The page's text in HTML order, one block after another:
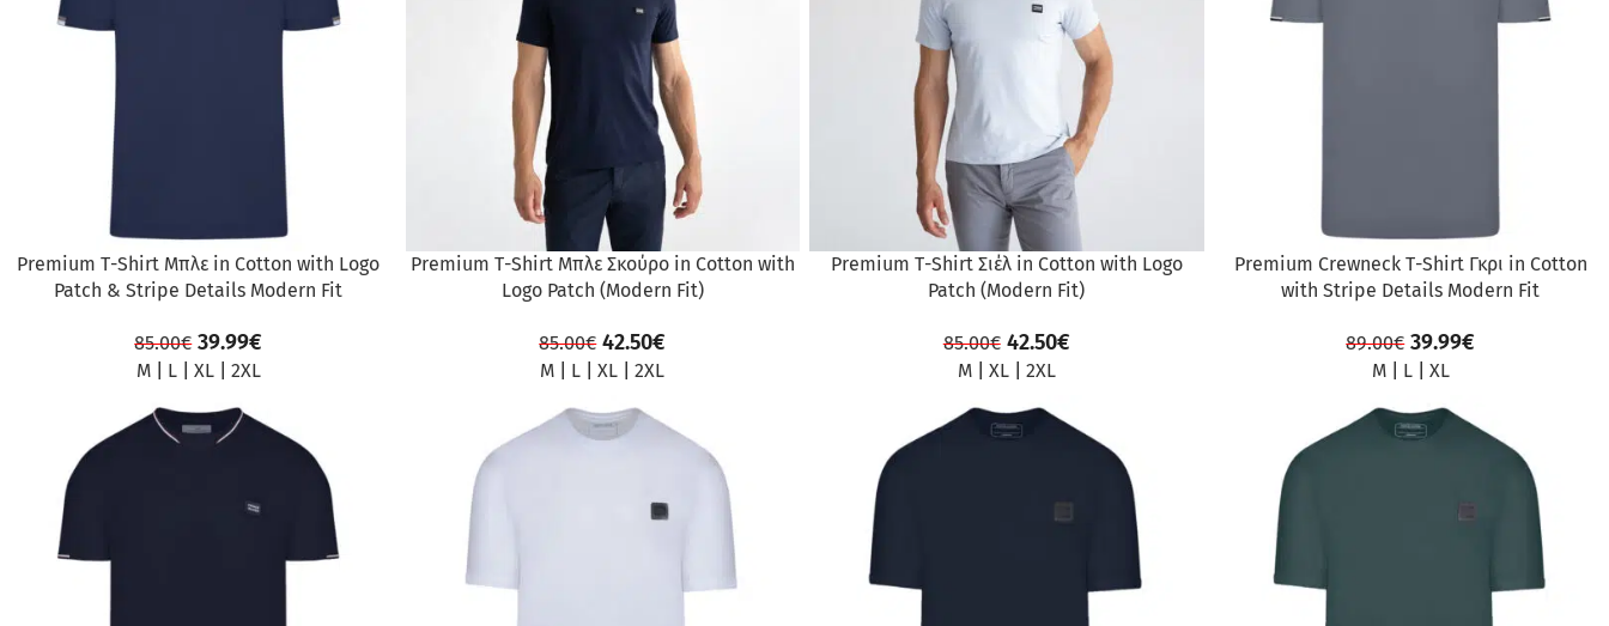
Premium Τ-Shirt Μπλε in Cotton with Logo
Patch & Stripe Details Modern Fit
85.00€ 39.99€
M| L| XL| 2XL
Premium Τ-Shirt Μπλε Σκούρο in Cotton with
Logo Patch (Modern Fit)
85.00€ 42.50€
M L |XL |2XL
Premium Τ-Shirt Σιέλ in Cotton with Logo
Patch (Modern Fit)
85.00€ 42.50€
M| XL| 2XL
Premium Crewneck Τ-Shirt Γκρι in Cotton
with Stripe Details Modern Fit
89.00€ 39.99€
M| L| XL
ΠΡΟΣΦΟΡΆ ΠΡΟΣΦΟΡΆ ΠΡΟΣΦΟΡΆ ΠΡΟΣΦΟΡΆ